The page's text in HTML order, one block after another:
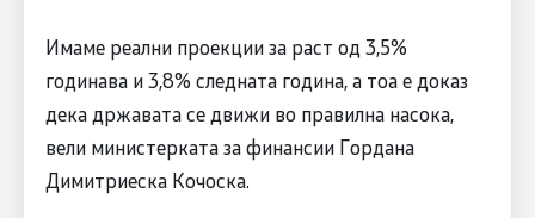
Имаме реални проекции за раст од 3,5%
годинава и 3,8% следната година, а тоа е доказ
дека државата се движи во правилна насока,
вели министерката за финансии Гордана
Димитриеска Кочоска.